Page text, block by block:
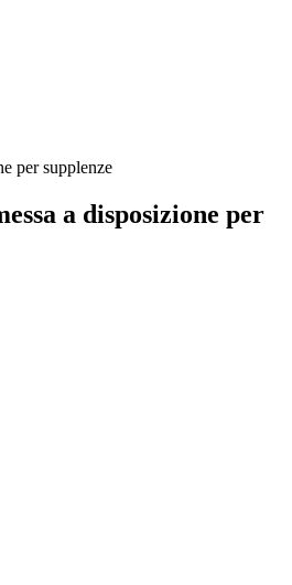
per supplenze
a disposizione per